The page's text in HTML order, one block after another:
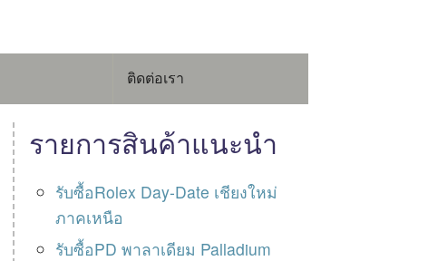
ติดต่อเรา
รายการสินค้าแนะนำ
รับซื้อRolex Day-Date เชียงใหม่
ภาคเหนือ
รับซื้อPD พาลาเดียม Palladium